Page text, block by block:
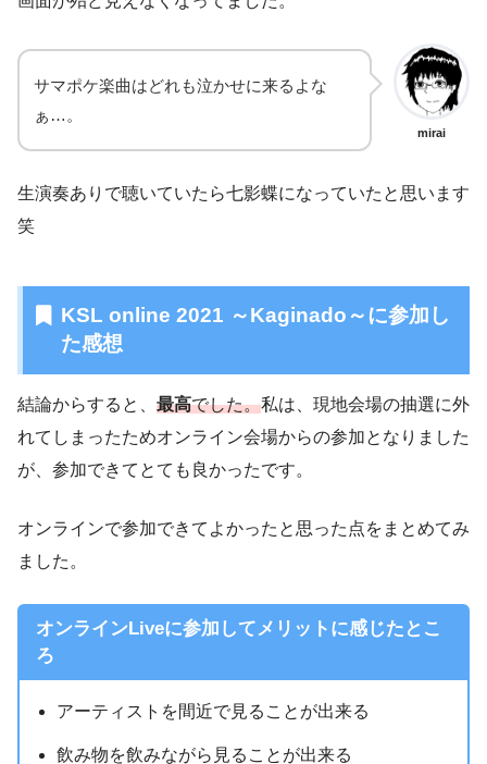
mirai
サマポケ楽曲はどれも泣かせに来るよな
ぁ…。
生演奏ありで聴いていたら七影蝶になっていたと思います
笑
KSL online 2021 ～Kaginado～に参加し
た感想
結論からすると、 最高でした。私は、現地会場の抽選に外
れてしまったためオンライン会場からの参加となりました
が、参加できてとても良かったです。
オンラインで参加できてよかったと思った点をまとめてみ
ました。
オンラインLiveに参加してメリットに感じたとこ
ろ
アーティストを間近で見ることが出来る
飲み物を飲みながら見ることが出来る